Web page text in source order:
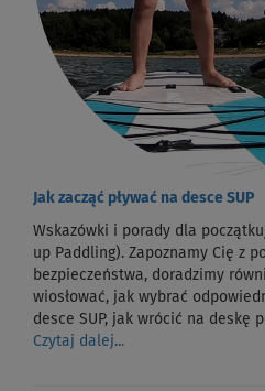
Jak zacząć pływać na desce SUP
Wskazówki i porady dla
up Paddling). Zapoznamy Cię z
bezpieczeństwa, doradzimy
wiosłować, jak wybrać
desce SUP, jak wrócić na deskę
Czytaj dalej...